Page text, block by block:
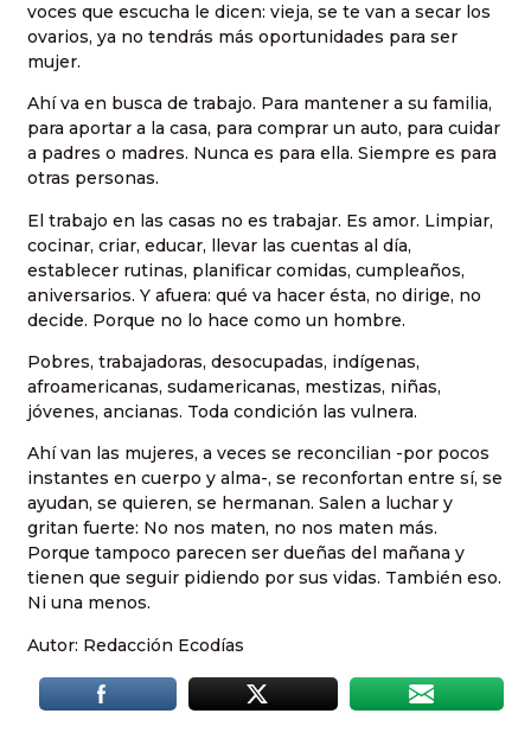
voces que escucha le dicen: vieja, se te van a secar los
ovarios, ya no tendrás más oportunidades para ser
mujer.
Ahí va en busca de trabajo. Para mantener a su familia,
para aportar a la casa, para comprar un auto, para cuidar
a padres o madres. Nunca es para ella. Siempre es para
otras personas.
El trabajo en las casas no es trabajar. Es amor. Limpiar,
cocinar, criar, educar, llevar las cuentas al día,
establecer rutinas, planificar comidas, cumpleaños,
aniversarios. Y afuera: qué va hacer ésta, no dirige, no
decide. Porque no lo hace como un hombre.
Pobres, trabajadoras, desocupadas, indígenas,
afroamericanas, sudamericanas, mestizas, niñas,
jóvenes, ancianas. Toda condición las vulnera.
Ahí van las mujeres, a veces se reconcilian -por pocos
instantes en cuerpo y alma-, se reconfortan entre sí, se
ayudan, se quieren, se hermanan. Salen a luchar y
gritan fuerte: No nos maten, no nos maten más.
Porque tampoco parecen ser dueñas del mañana y
tienen que seguir pidiendo por sus vidas. También eso.
Ni una menos.
Autor: Redacción Ecodías